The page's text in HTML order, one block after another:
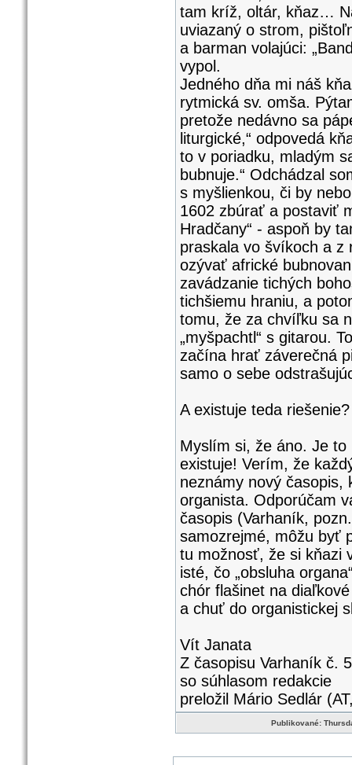
tam kríž, oltár, kňaz…
uviazaný o strom,
a barman volajúci:
vypol.
Jedného dňa mi náš
rytmická sv. omša.
pretože nedávno sa
liturgické,“ odpovedá
to v poriadku, mladým
bubnuje.“ Odchádzal
s myšlienkou, či by
1602 zbúrať a postaviť
Hradčany“ - aspoň by
praskala vo švíkoch a z
ozývať africké
zavádzanie tichých
tichšiemu hraniu, a
tomu, že za chvíľku sa
„myšpachtl“ s gitarou.
začína hrať záverečná
samo o sebe
A existuje teda riešenie?
Myslím si, že áno. Je
existuje! Verím, že
neznámy nový časopis,
organista. Odporúčam
časopis (Varhaník,
samozrejmé, môžu byť
tu možnosť, že si kňazi
isté, čo „obsluha
chór flašinet na
a chuť do organistickej
Vít Janata
Z časopisu Varhaník č.
so súhlasom redakcie
preložil Mário Sedlár (
Publikované: